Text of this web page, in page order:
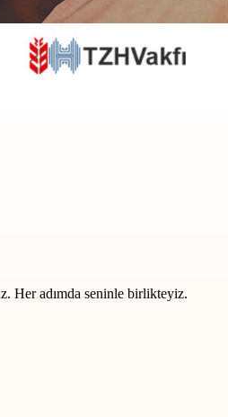
Her adımda seninle birlikteyiz.